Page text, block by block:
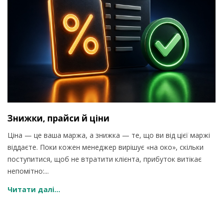
Знижки, прайси й ціни
Ціна — це ваша маржа, а знижка — те, що ви від цієї маржі
віддаєте. Поки кожен менеджер вирішує «на око», скільки
поступитися, щоб не втратити клієнта, прибуток витікає
непомітно:...
Читати далі...